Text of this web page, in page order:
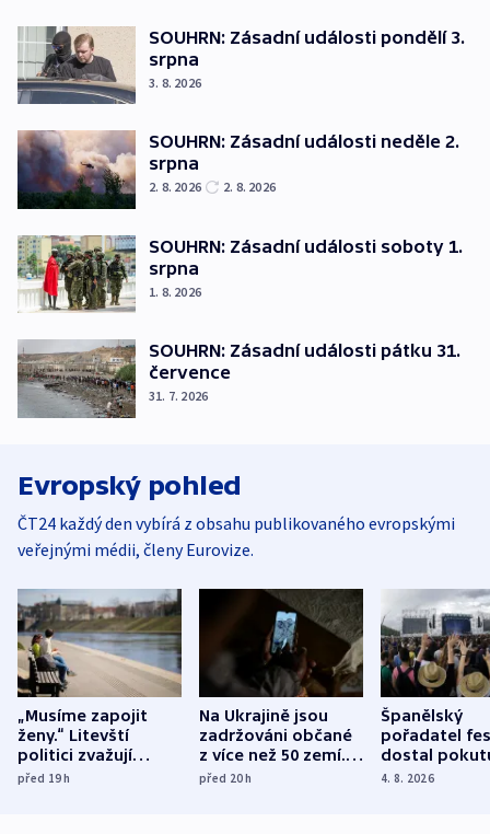
SOUHRN: Zásadní události pondělí 3.
srpna
3. 8. 2026
SOUHRN: Zásadní události neděle 2.
srpna
2. 8. 2026 2. 8. 2026
SOUHRN: Zásadní události soboty 1.
srpna
1. 8. 2026
SOUHRN: Zásadní události pátku 31.
července
31. 7. 2026
Evropský pohled
ČT24 každý den vybírá z obsahu publikovaného evropskými
veřejnými médii, členy Eurovize.
„Musíme zapojit
ženy.“ Litevští
politici zvažují
dohodu o
před 19h
Na Ukrajině jsou
zadržováni občané
z více než 50 zemí.
Bojovali na straně
před 20h
Španělský
pořadatel
dostal
nekalé
4. 8. 2026